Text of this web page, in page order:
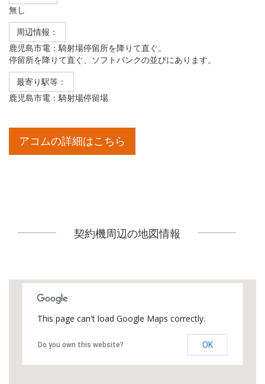
無し
周辺情報：
鹿児島市電：騎射場停留所を降りて直ぐ。
停留所を降りて直ぐ、ソフトバンクの並びにあります。
最寄り駅等：
鹿児島市電：騎射場停留場
アコムの詳細はこちら
契約機周辺の地図情報
This page can't load Google Maps correctly.
Do you own this website? OK